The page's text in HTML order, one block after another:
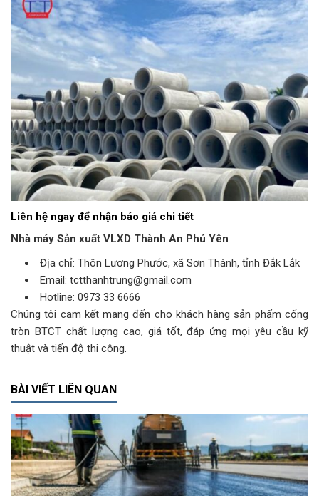
Liên hệ ngay để nhận báo giá chi tiết
Nhà máy Sản xuất VLXD Thành An Phú Yên
Địa chỉ: Thôn Lương Phước, xã Sơn Thành, tỉnh Đắk Lắk
Email: tctthanhtrung@gmail.com
Hotline: 0973 33 6666
Chúng tôi cam kết mang đến cho khách hàng sản phẩm cống
tròn BTCT chất lượng cao, giá tốt, đáp ứng mọi yêu cầu kỹ
thuật và tiến độ thi công.
BÀI VIẾT LIÊN QUAN